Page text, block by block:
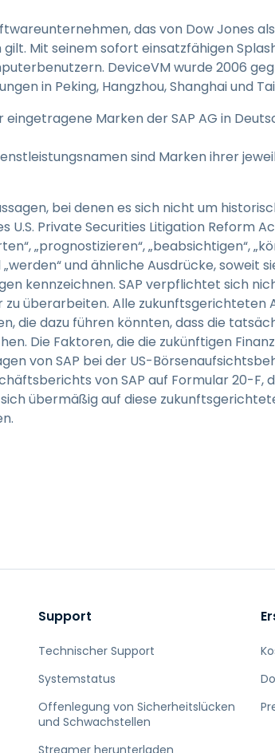
das von Dow Jones
Mit seinem sofort einsatzfähigen
DeviceVM wurde 2006
in Peking, Hangzhou, Shanghai und
eingetragene Marken der SAP AG in
sind Marken ihrer
bei denen es sich nicht um
U.S. Private Securities Litigation Reform
„prognostizieren“, „beabsichtigen“,
und ähnliche Ausdrücke, soweit
kennzeichnen. SAP verpflichtet sich
überarbeiten. Alle zukunftsgerichteten
die dazu führen könnten, dass die
Die Faktoren, die die zukünftigen
von SAP bei der US-
von SAP auf Formular 20-F,
übermäßig auf diese
Support
Technischer Support
Systemstatus
Offenlegung von Sicherheitslücken
und Schwachstellen
Streamer herunterladen